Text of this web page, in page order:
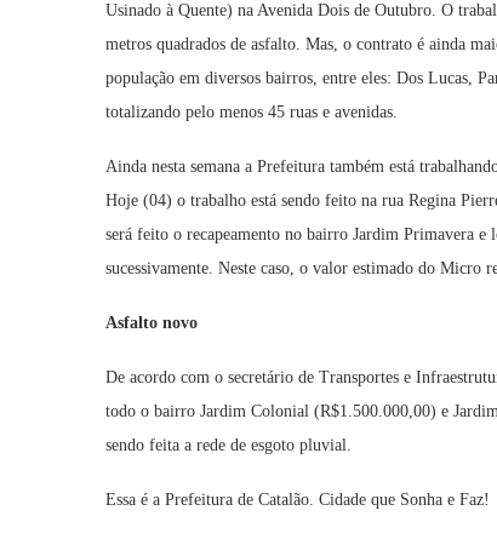
Usinado à Quente) na Avenida Dois de Outubro. O
metros quadrados de asfalto. Mas, o contrato é ainda
população em diversos bairros, entre eles: Dos Lucas,
totalizando pelo menos 45 ruas e avenidas.
Ainda nesta semana a Prefeitura também está
Hoje (04) o trabalho está sendo feito na rua Regina
será feito o recapeamento no bairro Jardim Primavera
sucessivamente. Neste caso, o valor estimado do Micro
Asfalto novo
De acordo com o secretário de Transportes e
todo o bairro Jardim Colonial (R$1.500.000,00) e
sendo feita a rede de esgoto pluvial.
Essa é a Prefeitura de Catalão. Cidade que Sonha e Faz!